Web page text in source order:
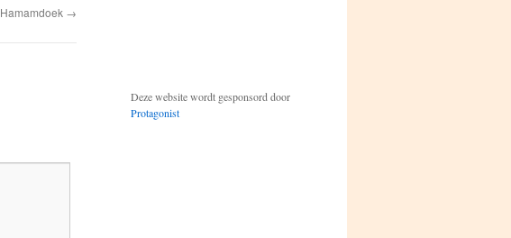
Hamamdoek →
Deze website wordt gesponsord door
Protagonist